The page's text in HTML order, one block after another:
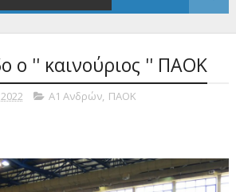
ο '' καινούριος '' ΠΑΟΚ
Α1 Ανδρών, ΠΑΟΚ